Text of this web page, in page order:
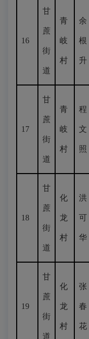
16
甘
蔗
街
道
青
岐
村
余
根
升
17
甘
蔗
街
道
青
岐
村
程
文
照
18
甘
蔗
街
道
化
龙
村
洪
可
华
19
甘
蔗
街
道
化
龙
村
张
春
花